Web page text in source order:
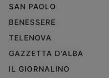
SAN PAOLO
BENESSERE
TELENOVA
GAZZETTA D'ALBA
IL GIORNALINO